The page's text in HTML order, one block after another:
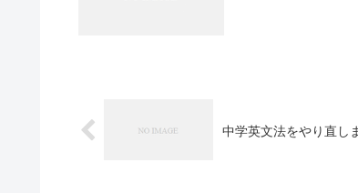
中学英文法をやり直し